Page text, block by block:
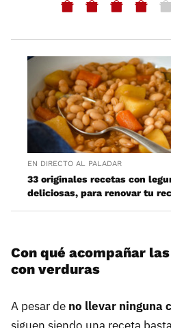
EN DIRECTO AL PALADAR
33 originales recetas con
deliciosas, para renovar tu
Con qué acompañar
con verduras
A pesar de no llevar ninguna